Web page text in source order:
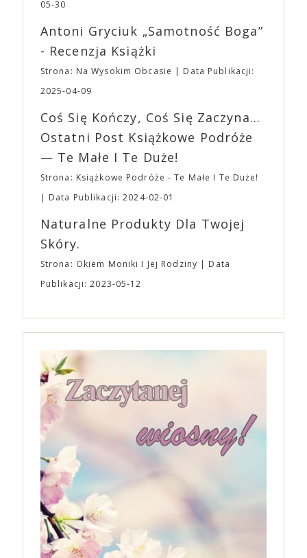
jednego z najbardziej interesujących współczesnych
(„Joker”, „Ona”) w swojej najbardziej zaskakującej
roli. Twórca kultowych „Dziedzictwo. Hereditary” i
„Midsommar. W biały dzień” zrealizował najbardziej
osobisty film, który pozwolił mu w pełni podzielić
się z widzami swoimi lękami, wizją świata, a przede
„Bo się boi” w kinach od 21 kwietnia.
Wystawców i Obsługi. Na terenie hali nie zabraknie
Waszych ulubionych Wystawców serwujących
napoje oraz drobne przekąski a przed halą
planujemy Strefę FoodTrucków. Życzymy Wam
fantastycznego czasu oczekiwania na nadchodzącą
EXPO XXI!
05-30
Antoni Gryciuk „Samotność Boga”
- Recenzja Książki
Strona: Na Wysokim Obcasie
Data Publikacji:
2025-04-09
Coś Się Kończy, Coś Się Zaczyna...
Ostatni Post Książkowe Podróże
— Te Małe I Te Duże!
Strona: Książkowe Podróże - Te Małe I Te Duże!
Data Publikacji: 2024-02-01
Naturalne Produkty Dla Twojej
Skóry.
Strona: Okiem Moniki I Jej Rodziny
Data
Publikacji: 2023-05-12